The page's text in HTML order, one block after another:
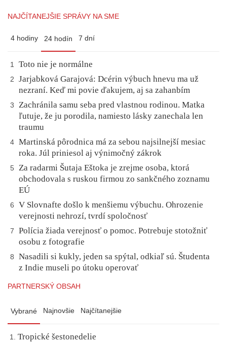
NAJČÍTANEJŠIE SPRÁVY NA SME
4 hodiny 24 hodín 7 dní
1 Toto nie je normálne
2
Jarjabková Garajová: Dcérin výbuch hnevu ma už
nezraní. Keď mi povie ďakujem, aj sa zahanbím
3
Zachránila samu seba pred vlastnou rodinou. Matka
ľutuje, že ju porodila, namiesto lásky zanechala len
traumu
4 Martinská pôrodnica má za sebou najsilnejší mesiac
roka. Júl priniesol aj výnimočný zákrok
5
Za radarmi Šutaja Eštoka je zrejme osoba, ktorá
obchodovala s ruskou firmou zo sankčného zoznamu
EÚ
6
V Slovnafte došlo k menšiemu výbuchu. Ohrozenie
verejnosti nehrozí, tvrdí spoločnosť
7
Polícia žiada verejnosť o pomoc. Potrebuje stotožniť
osobu z fotografie
8
Nasadili si kukly, jeden sa spýtal, odkiaľ sú. Študenta
z Indie museli po útoku operovať
PARTNERSKÝ OBSAH
Vybrané Najnovšie Najčítanejšie
Tropické šestonedelie